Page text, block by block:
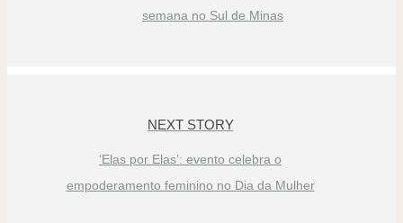
semana no Sul de Minas
NEXT STORY
‘Elas por Elas’: evento celebra o
empoderamento feminino no Dia da Mulher